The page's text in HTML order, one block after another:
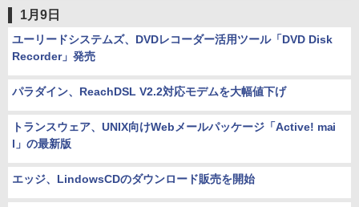
1月9日
ユーリードシステムズ、DVDレコーダー活用ツール「DVD Disk
Recorder」発売
パラダイン、ReachDSL V2.2対応モデムを大幅値下げ
トランスウェア、UNIX向けWebメールパッケージ「Active! mai
l」の最新版
エッジ、LindowsCDのダウンロード販売を開始